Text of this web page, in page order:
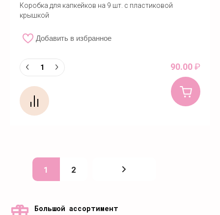
Коробка для капкейков на 9 шт. с пластиковой
крышкой
Добавить в избранное
90.00₽
1 2
Большой ассортимент